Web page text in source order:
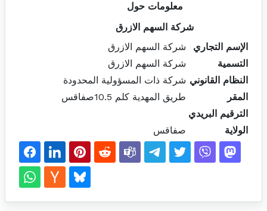
معلومات حول
شركة السهم الازرق
الإسم التجاري
شركة السهم الازرق
التسمية
شركة السهم الازرق
النظام القانوني شركة ذات المسؤولية المحدودة
المقر
طريق المهدية كلم 10.5صفاقس
الترقيم البريدي
الولاية
صفاقس